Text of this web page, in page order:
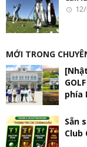
MỚI TRONG
phía
Sẵn
Club